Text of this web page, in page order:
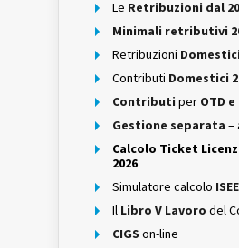
Le Retribuzioni dal
Minimali retributivi
Retribuzioni
Contributi Domestici
Contributi per OTD e
Gestione separata –
Calcolo Ticket
2026
Simulatore calcolo ISEE
Il Libro V Lavoro del
CIGS on-line